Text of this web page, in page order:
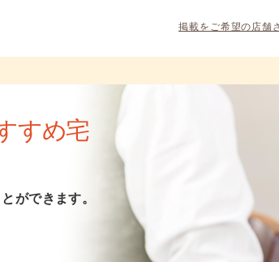
掲載をご希望の店舗
すめ宅
ができます。